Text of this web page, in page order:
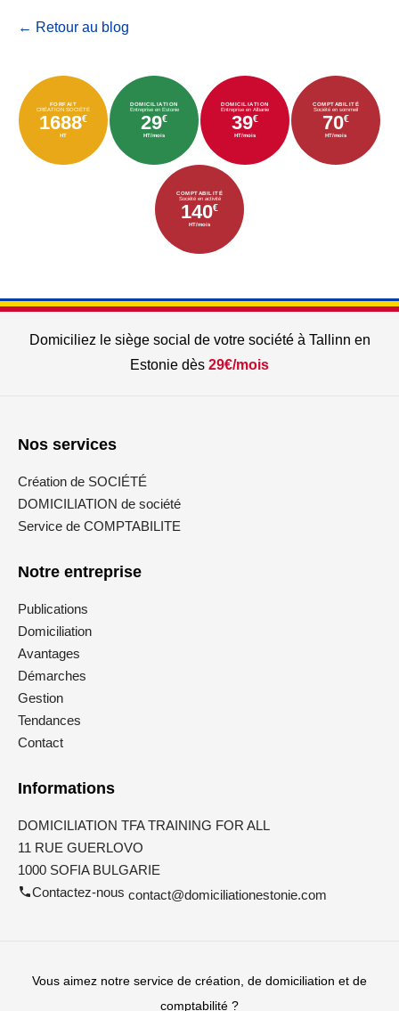
← Retour au blog
FORFAIT
CRÉATION SOCIÉTÉ
1688€
HT
DOMICILIATION
Entreprise en Estonie
29€
HT/mois
DOMICILIATION
Entreprise en Albanie
39€
HT/mois
COMPTABILITÉ
Société en sommeil
70€
HT/mois
COMPTABILITÉ
Société en activité
140€
HT/mois
Domiciliez le siège social de votre société à Tallinn en
Estonie dès 29€/mois
Nos services
Création de SOCIÉTÉ
DOMICILIATION de société
Service de COMPTABILITE
Notre entreprise
Publications
Domiciliation
Avantages
Démarches
Gestion
Tendances
Contact
Informations
DOMICILIATION TFA TRAINING FOR ALL
11 RUE GUERLOVO
1000 SOFIA BULGARIE
Contactez-nous contact@domiciliationestonie.com
Vous aimez notre service de création, de domiciliation et de
comptabilité ?